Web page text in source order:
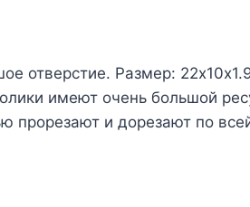
отверстие. Размер:
имеют очень большой
прорезают и дорезают по